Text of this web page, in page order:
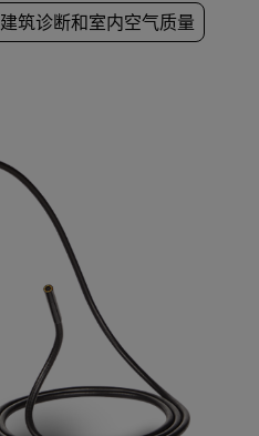
建筑诊断和室内空气质量